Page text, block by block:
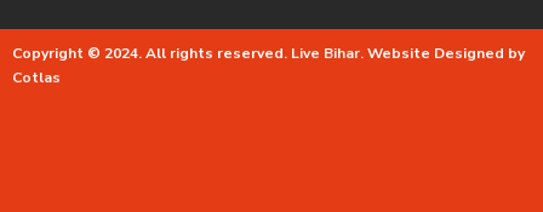
Copyright © 2024. All rights reserved. Live Bihar.Website Designed by
Cotlas